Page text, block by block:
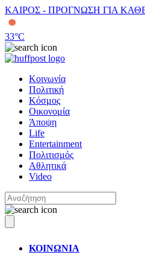
ΚΑΙΡΟΣ - ΠΡΟΓΝΩΣΗ ΓΙΑ
33°C
Κοινωνία
Πολιτική
Κόσμος
Οικονομία
Άποψη
Life
Entertainment
Πολιτισμός
Αθλητικά
Video
ΚΟΙΝΩΝΙΑ